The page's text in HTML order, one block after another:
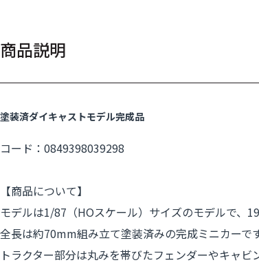
商品説明
塗装済ダイキャストモデル完成品
コード：0849398039298
【商品について】
モデルは1/87（HOスケール）サイズのモデルで、
全長は約70mm組み立て塗装済みの完成ミニカーです
トラクター部分は丸みを帯びたフェンダーやキャ